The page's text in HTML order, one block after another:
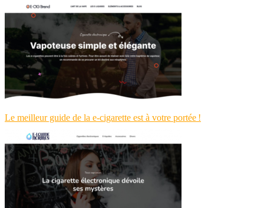
Le meilleur guide de la e-cigarette est à votre portée !